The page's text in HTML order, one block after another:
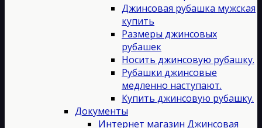
Джинсовая рубашка мужская
купить
Размеры джинсовых
рубашек
Носить джинсовую рубашку.
Рубашки джинсовые
медленно наступают.
Купить джинсовую рубашку.
Документы
Интернет магазин Джинсовая